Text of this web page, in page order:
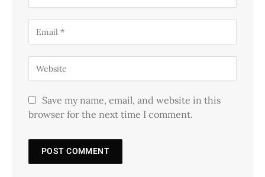
Save my name, email, and website in this
browser for the next time I comment.